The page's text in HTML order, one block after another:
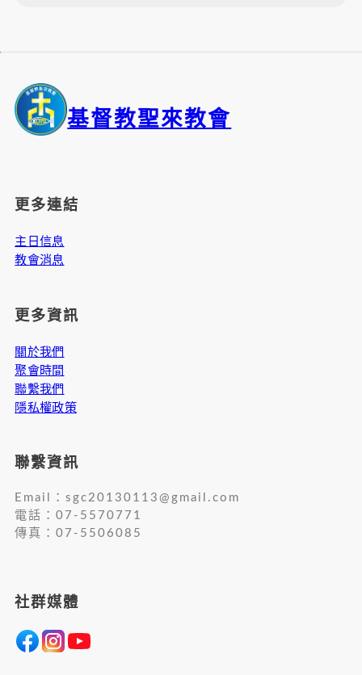
基督教聖來教會
更多連結
主日信息
教會消息
更多資訊
關於我們
聚會時間
聯繫我們
隱私權政策
聯繫資訊
Email：sgc20130113@gmail.com
電話：07-5570771
傳真：07-5506085
社群媒體